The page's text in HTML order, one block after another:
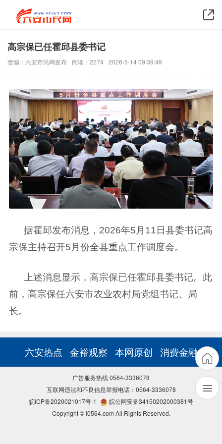
高宗保已任霍邱县委书记
责编：六安市民网发布 阅读：2274 2026-5-14 09:39:49
据霍邱发布消息，2026年5月11日县委书记高
宗保主持召开5月份全县重点工作调度会。
上述消息显示，高宗保已任霍邱县委书记。此
前，高宗保任六安市农业农村局党组书记、局
长。
六安热点 金裕观察 本网原创 消费金融
广告服务热线 0564-3336078
互联网违法和不良信息举报电话：0564-3336078
皖ICP备2020021017号-1
皖公网安备34150202000381号
Copyright © i0564.com All Rights Reserved.